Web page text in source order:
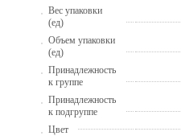
Вес упаковки
(ед)
Объем упаковки
(ед)
Принадлежность
к группе
Принадлежность
к подгруппе
Цвет